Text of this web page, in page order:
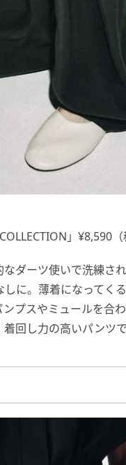
」¥8,590（
ダーツ使いで洗練さ
に。薄着になってく
プスやミュールを合
回し力の高いパンツで